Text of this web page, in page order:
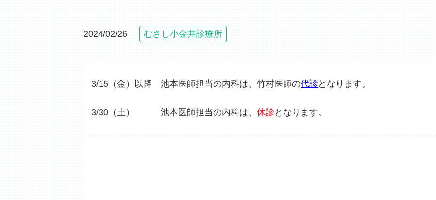
2024/02/26 むさし小金井診療所
3/15（金）以降 池本医師担当の内科は、竹村医師の代診 となります。
3/30（土） 池本医師担当の内科は、 休診 となります。